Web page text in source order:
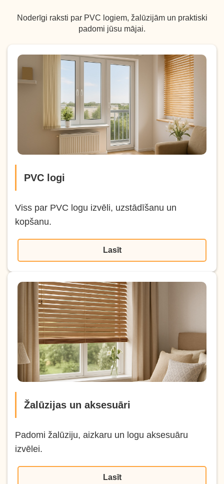
Noderīgi raksti par PVC logiem, žalūzijām un praktiski
padomi jūsu mājai.
PVC logi
Viss par PVC logu izvēli, uzstādīšanu un
kopšanu.
Lasīt
Žalūzijas un aksesuāri
Padomi žalūziju, aizkaru un logu aksesuāru
izvēlei.
Lasīt